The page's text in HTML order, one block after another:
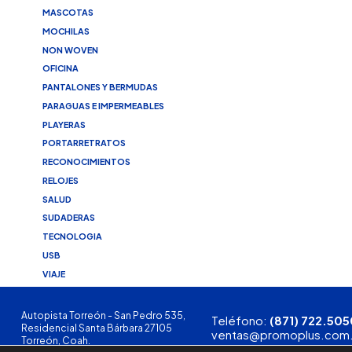
MASCOTAS
MOCHILAS
NON WOVEN
OFICINA
PANTALONES Y BERMUDAS
PARAGUAS E IMPERMEABLES
PLAYERAS
PORTARRETRATOS
RECONOCIMIENTOS
RELOJES
SALUD
SUDADERAS
TECNOLOGIA
USB
VIAJE
Autopista Torreón - San Pedro 535,
Residencial Santa Bárbara 27105
Torreón, Coah.
Teléfono: (871)